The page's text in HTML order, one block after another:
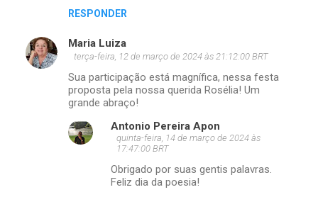
RESPONDER
Maria Luiza
terça-feira, 12 de março de 2024 às 21:12:00 BRT
Sua participação está magnífica, nessa festa
proposta pela nossa querida Rosélia! Um
grande abraço!
Antonio Pereira Apon
quinta-feira, 14 de março de 2024 às
17:47:00 BRT
Obrigado por suas gentis palavras.
Feliz dia da poesia!